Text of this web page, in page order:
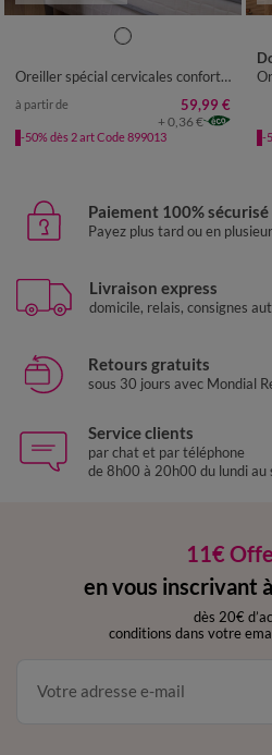
Oreiller spécial cervicales confort ferme
à partir de 59,99 €
+ 0,36 €
-50% dès 2 art Code 899013 -
Paiement 100% sécurisé
Payez plus tard ou en
Livraison express
domicile, relais, consignes
Retours gratuits
sous 30 jours avec Mondial
Service clients
par chat et par téléphone
de 8h00 à 20h00 du lundi au
11€
en vous inscrivant
dès 20€
conditions dans votre